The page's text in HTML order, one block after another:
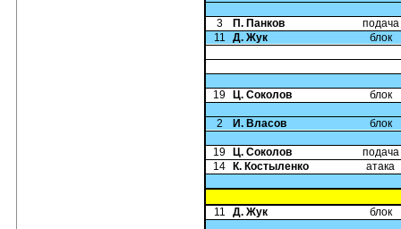
3 П. Панков
подача
11
Д. Жук блок
19 Ц. Соколов блок
2 И. Власов блок
19 Ц. Соколов
подача
14
К. Костыленко атака
11 Д. Жук блок